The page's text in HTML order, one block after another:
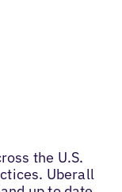
the U.S.
Uberall